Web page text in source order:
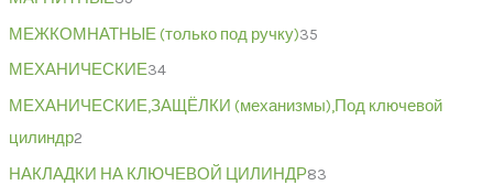
МЕЖКОМНАТНЫЕ (только под ручку)35
МЕХАНИЧЕСКИЕ34
МЕХАНИЧЕСКИЕ,ЗАЩЁЛКИ (механизмы),Под ключевой
цилиндр2
НАКЛАДКИ НА КЛЮЧЕВОЙ ЦИЛИНДР83